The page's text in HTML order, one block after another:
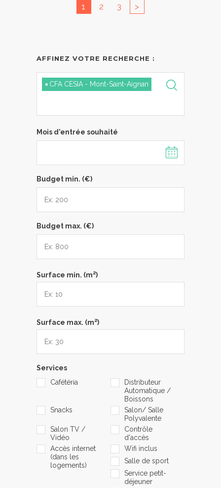
1 2 3 >
AFFINEZ VOTRE RECHERCHE :
× CFA CESIA - Mont-Saint-Aignan
Mois d'entrée souhaité
Budget min. (€)
Budget max. (€)
Surface min. (m2)
Surface max. (m2)
Services
Cafétéria
Distributeur
Automatique /
Boissons
Snacks
Salon/ Salle
Polyvalente
Salon TV /
Vidéo
Contrôle
d'accès
Accès internet
(dans les
logements)
Wifi inclus
Salle de sport
Service petit-
déjeuner